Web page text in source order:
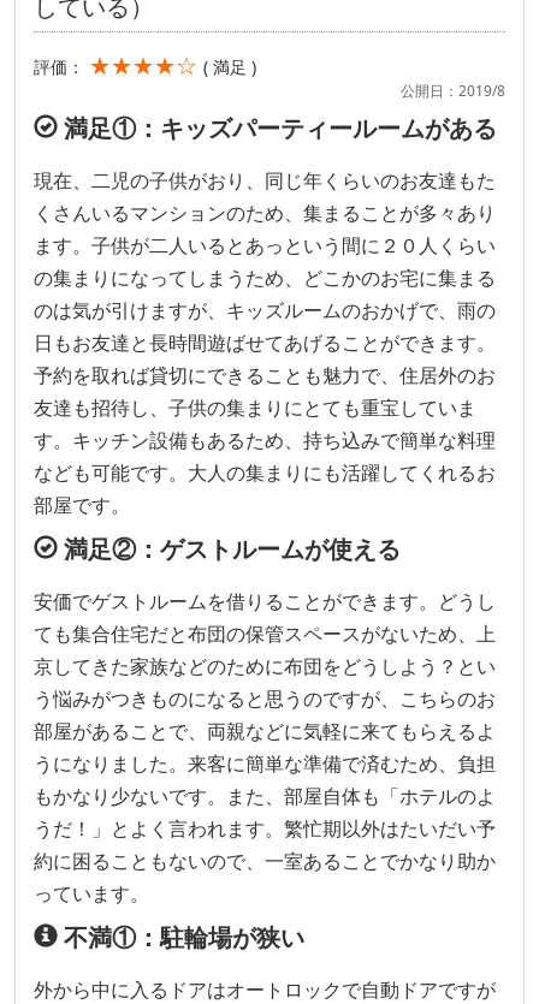
している）
評価： ★★★★☆ ( 満足 )
公開日：2019/8
満足①：キッズパーティールームがある
現在、二児の子供がおり、同じ年くらいのお友達もた
くさんいるマンションのため、集まることが多々あり
ます。子供が二人いるとあっという間に２０人くらい
の集まりになってしまうため、どこかのお宅に集まる
のは気が引けますが、キッズルームのおかげで、雨の
日もお友達と長時間遊ばせてあげることができます。
予約を取れば貸切にできることも魅力で、住居外のお
友達も招待し、子供の集まりにとても重宝していま
す。キッチン設備もあるため、持ち込みで簡単な料理
なども可能です。大人の集まりにも活躍してくれるお
部屋です。
満足②：ゲストルームが使える
安価でゲストルームを借りることができます。どうし
ても集合住宅だと布団の保管スペースがないため、上
京してきた家族などのために布団をどうしよう？とい
う悩みがつきものになると思うのですが、こちらのお
部屋があることで、両親などに気軽に来てもらえるよ
うになりました。来客に簡単な準備で済むため、負担
もかなり少ないです。また、部屋自体も「ホテルのよ
うだ！」とよく言われます。繁忙期以外はたいだい予
約に困ることもないので、一室あることでかなり助か
っています。
不満①：駐輪場が狭い
外から中に入るドアはオートロックで自動ドアですが